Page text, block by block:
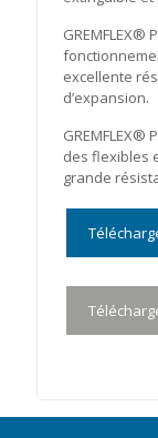
excellente
d’expansion.
GREMFLEX®
des flexibles
grande